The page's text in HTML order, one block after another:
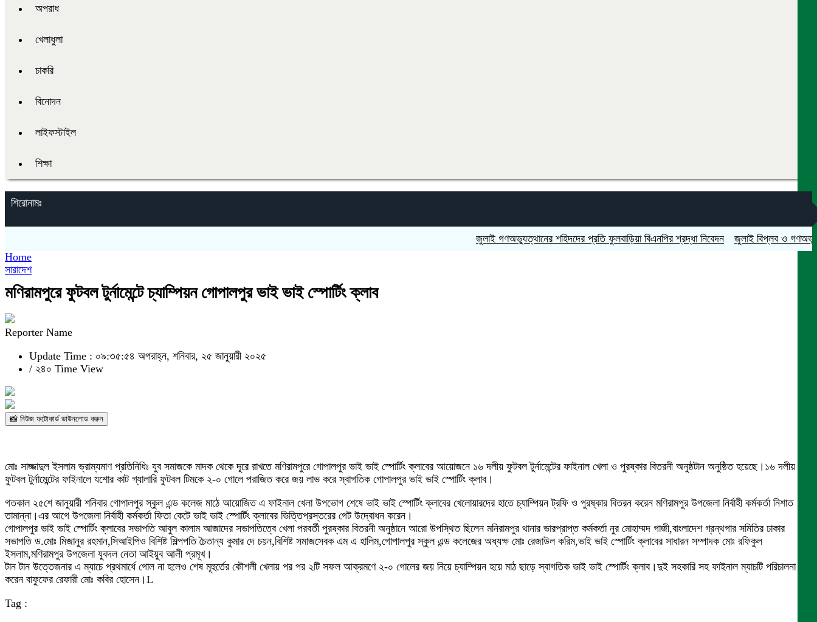
অপরাধ
খেলাধুলা
চাকরি
বিনোদন
লাইফস্টাইল
শিক্ষা
শিরোনামঃ
জুলাই গণঅভ্যুত্থানের শহিদদের প্রতি ফুলবাড়িয়া বিএনপির শ্রদ্ধা নিবেদন
জুলাই বিপ্লব ও গণঅভ্যুত্থান
Home
সারাদেশ
মণিরামপুরে ফুটবল টুর্নামেন্টে চ্যাম্পিয়ন গোপালপুর ভাই ভাই স্পোর্টিং ক্লাব
Reporter Name
Update Time : ০৯:৩৫:৫৪ অপরাহ্ন, শনিবার, ২৫ জানুয়ারী ২০২৫
/ ২৪০ Time View
📸 নিউজ ফটোকার্ড ডাউনলোড করুন
মোঃ সাজ্জাদুল ইসলাম ভ্রাম্যমাণ প্রতিনিধিঃ যুব সমাজকে মাদক থেকে দূরে রাখতে মণিরামপুরে গোপালপুর ভাই ভাই স্পোর্টিং ক্লাবের আয়োজনে ১৬ দলীয় ফুটবল টুর্নামেন্টের ফাইনাল খেলা ও পুরষ্কার বিতরনী অনুষ্ঠটান অনুষ্ঠিত হয়েছে।১৬ দলীয়
ফুটবল টুর্নামেন্টের ফাইনালে যশোর কাট গ্যালারি ফুটবল টিমকে ২-০ গোলে পরাজিত করে জয় লাভ করে স্বাগতিক গোপালপুর ভাই ভাই স্পোর্টিং ক্লাব।
গতকাল ২৫শে জানুয়ারী শনিবার গোপালপুর স্কুল এন্ড কলেজ মাঠে আয়োজিত এ ফাইনাল খেলা উপভোগ শেষে ভাই ভাই স্পোর্টিং ক্লাবের খেলোয়ারদের হাতে চ্যাম্পিয়ন ট্রফি ও পুরষ্কার বিতরন করেন মণিরামপুর উপজেলা নির্বাহী কর্মকর্তা নিশাত
তামান্না।এর আগে উপজেলা নির্বাহী কর্মকর্তা ফিতা কেটে ভাই ভাই স্পোর্টিং ক্লাবের ভিত্তিপ্রস্তরের গেট উদ্বোধন করেন।
গোপালপুর ভাই ভাই স্পোর্টিং ক্লাবের সভাপতি আবুল কালাম আজাদের সভাপতিত্বে খেলা পরবর্তী পুরষ্কার বিতরনী অনুষ্ঠানে আরো উপস্থিত ছিলেন মনিরামপুর থানার ভারপ্রাপ্ত কর্মকর্তা নুর মোহাম্মদ গাজী,বাংলাদেশ গ্রন্থগার সমিতির ঢাকার
সভাপতি ড.মোঃ মিজানুর রহমান,সিআইপিও বিশিষ্ট শিল্পপতি চৈতান্য কুমার দে চয়ন,বিশিষ্ট সমাজসেবক এম এ হালিম,গোপালপুর স্কুল এন্ড কলেজের অধ্যক্ষ মোঃ রেজাউল করিম,ভাই ভাই স্পোর্টিং ক্লাবের সাধারন সম্পাদক মোঃ রফিকুল
ইসলাম,মণিরামপুর উপজেলা যুবদল নেতা আইয়ুব আলী প্রমূখ।
টান টান উত্তেজনার এ ম্যাচে প্রথমার্ধে গোল না হলেও শেষ মূহুর্তের কৌশলী খেলায় পর পর ২টি সফল আক্রমণে ২-০ গোলের জয় নিয়ে চ্যাম্পিয়ন হয়ে মাঠ ছাড়ে স্বাগতিক ভাই ভাই স্পোর্টিং ক্লাব।দুই সহকারি সহ ফাইনাল ম্যাচটি পরিচালনা
করেন বাফুফের রেফারী মোঃ কবির হোসেন।L
Tag :